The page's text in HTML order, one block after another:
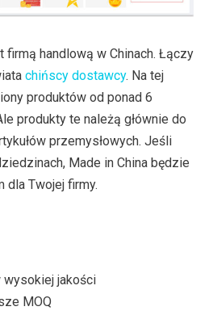
firmą handlową w Chinach. Łączy
chińscy dostawcy. Na tej
produktów od ponad 6
produkty te należą głównie do
przemysłowych. Jeśli
Made in China będzie
dla Twojej firmy.
wysokiej jakości
MOQ